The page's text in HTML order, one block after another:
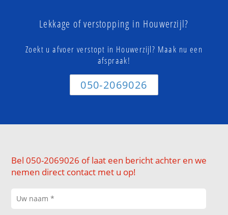
Lekkage of verstopping in Houwerzijl?
Zoekt u afvoer verstopt in Houwerzijl? Maak nu een
afspraak!
050-2069026
Bel 050-2069026 of laat een bericht achter en we
nemen direct contact met u op!